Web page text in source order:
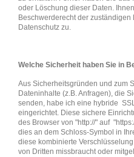
oder Löschung dieser Daten.
Beschwerderecht der
Datenschutz zu.
Welche Sicherheit haben Sie in
Aus Sicherheitsgründen und zum
Dateninhalte (z.B. Anfragen), die
senden, habe ich eine hybride
eingerichtet. Diese sichere
des Browser von "http://" auf
dies an dem Schloss-Symbol in
diese kombinierte
von Dritten missbraucht oder